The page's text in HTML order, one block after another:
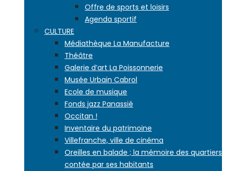
Offre de sports et loisirs
Agenda sportif
CULTURE
Médiathèque La Manufacture
Théâtre
Galerie d’art La Poissonnerie
Musée Urbain Cabrol
Ecole de musique
Fonds jazz Panassié
Occitan !
Inventaire du patrimoine
Villefranche, ville de cinéma
Oreilles en balade ; la mémoire des quartiers
contée par ses habitants